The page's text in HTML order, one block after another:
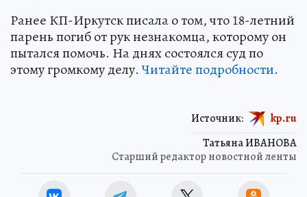
Ранее КП-Иркутск писала о том, что 18-летний
парень погиб от рук незнакомца, которому он
пытался помочь. На днях состоялся суд по
этому громкому делу.Читайте подробности.
Татьяна ИВАНОВА
Старший редактор новостной ленты
Источник: kp.ru